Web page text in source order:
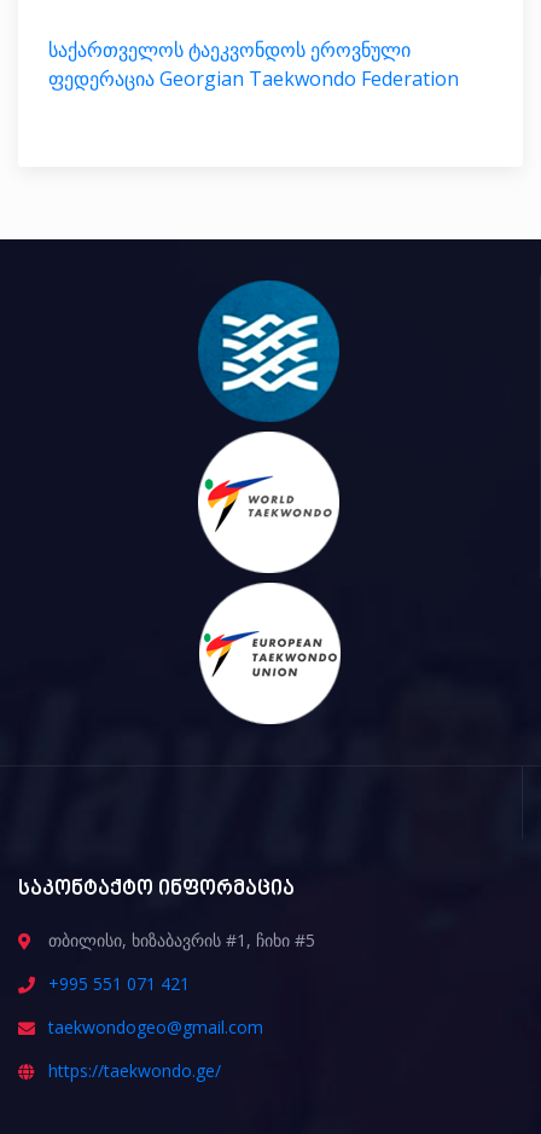
საქართველოს ტაეკვონდოს ეროვნული
ფედერაცია Georgian Taekwondo Federation
საკონტაქტო ინფორმაცია
თბილისი, ხიზაბავრის #1, ჩიხი #5
+995 551 071 421
taekwondogeo@gmail.com
https://taekwondo.ge/